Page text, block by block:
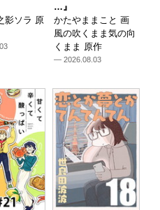
影ソラ 原
…』
かたやままこと 画
風の吹くまま気の向
くまま 原作
— 2026.08.03